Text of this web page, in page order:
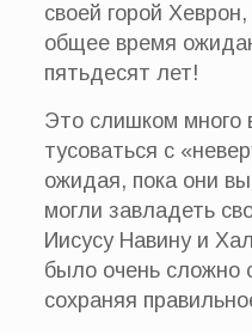
своей горой
общее время
пятьдесят лет!
Это слишком много
тусоваться с
ожидая, пока они
могли завладеть
Иисусу Навину и
было очень сложно
сохраняя